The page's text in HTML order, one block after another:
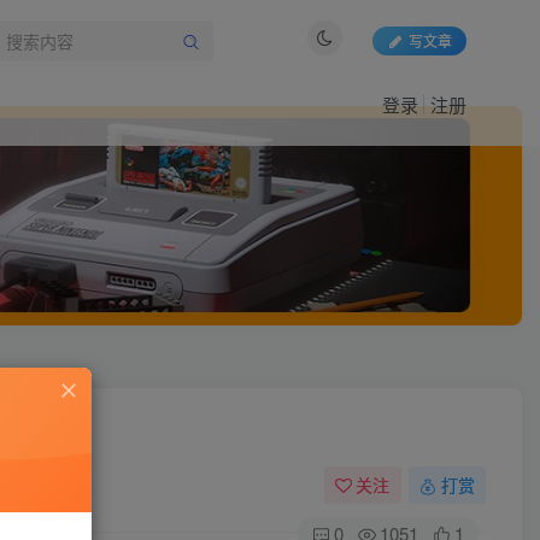
写文章
登录 注册
关注 打赏
0 1051 1